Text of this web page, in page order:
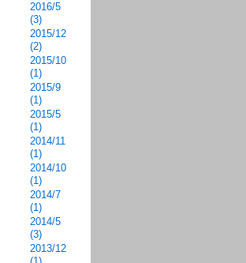
2016/5
(3)
2015/12
(2)
2015/10
(1)
2015/9
(1)
2015/5
(1)
2014/11
(1)
2014/10
(1)
2014/7
(1)
2014/5
(3)
2013/12